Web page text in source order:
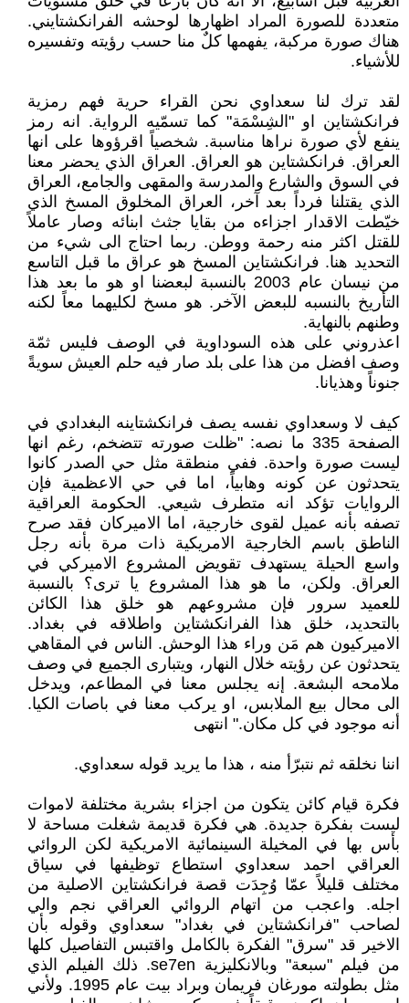
متعددة للصورة المراد اظهارها لوحشه الفرانكشتايني.
هناك صورة مركبة، يفهمها كلٌ منا حسب رؤيته وتفسيره
للأشياء.
لقد ترك لنا سعداوي نحن القراء حرية فهم رمزية
فرانكشتاين او "الشِسْمَة" كما تسمّيه الرواية. انه رمز
ينفع لأي صورة نراها مناسبة. شخصياً اقرؤوها على انها
العراق. فرانكشتاين هو العراق. العراق الذي يحضر معنا
في السوق والشارع والمدرسة والمقهى والجامع، العراق
الذي يقتلنا فرداً بعد آخر، العراق المخلوق المسخ الذي
خيّطت الاقدار اجزاءه من بقايا جثث ابنائه وصار عاملاً
للقتل اكثر منه رحمة ووطن. ربما احتاج الى شيء من
التحديد هنا. فرانكشتاين المسخ هو عراق ما قبل التاسع
من نيسان عام 2003 بالنسبة لبعضنا او هو ما بعد هذا
التأريخ بالنسبه للبعض الآخر. هو مسخ لكليهما معاً لكنه
وطنهم بالنهاية.
اعذروني على هذه السوداوية في الوصف فليس ثمّة
وصف افضل من هذا على بلد صار فيه حلم العيش سويةً
جنوناً وهذيانا.
كيف لا وسعداوي نفسه يصف فرانكشتاينه البغدادي في
الصفحة 335 ما نصه: "ظلت صورته تتضخم، رغم انها
ليست صورة واحدة. ففي منطقة مثل حي الصدر كانوا
يتحدثون عن كونه وهابياً، اما في حي الاعظمية فإن
الروايات تؤكد انه متطرف شيعي. الحكومة العراقية
تصفه بأنه عميل لقوى خارجية، اما الاميركان فقد صرح
الناطق باسم الخارجية الامريكية ذات مرة بأنه رجل
واسع الحيلة يستهدف تقويض المشروع الاميركي في
العراق. ولكن، ما هو هذا المشروع يا ترى؟ بالنسبة
للعميد سرور فإن مشروعهم هو خلق هذا الكائن
بالتحديد، خلق هذا الفرانكشتاين واطلاقه في بغداد.
الاميركيون هم مَن وراء هذا الوحش. الناس في المقاهي
يتحدثون عن رؤيته خلال النهار، ويتبارى الجميع في وصف
ملامحه البشعة. إنه يجلس معنا في المطاعم، ويدخل
الى محال بيع الملابس، او يركب معنا في باصات الكيا.
أنه موجود في كل مكان." انتهى
اننا نخلقه ثم نتبرّأ منه ، هذا ما يريد قوله سعداوي.
فكرة قيام كائن يتكون من اجزاء بشرية مختلفة لاموات
ليست بفكرة جديدة. هي فكرة قديمة شغلت مساحة لا
بأس بها في المخيلة السينمائية الامريكية لكن الروائي
العراقي احمد سعداوي استطاع توظيفها في سياق
مختلف قليلاً عمّا وُجِدَت قصة فرانكشتاين الاصلية من
اجله. واعجب من اتهام الروائي العراقي نجم والي
لصاحب "فرانكشتاين في بغداد" سعداوي وقوله بأن
الاخير قد "سرق" الفكرة بالكامل واقتبس التفاصيل كلها
من فيلم "سبعة" وبالانكليزية se7en. ذلك الفيلم الذي
مثل بطولته مورغان فريمان وبراد بيت عام 1995. ولأني